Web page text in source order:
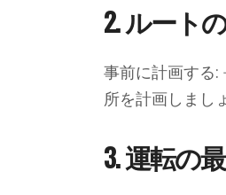
2. ルート
事前に計画する
所を計画しまし
3. 運転の